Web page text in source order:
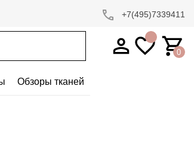
+7(495)7339411
0
Обзоры тканей